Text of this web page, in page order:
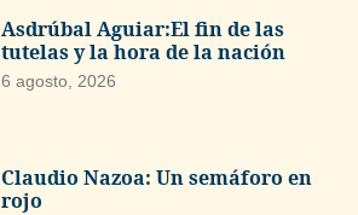
Asdrúbal Aguiar:El fin de las
tutelas y la hora de la nación
6 agosto, 2026
Claudio Nazoa: Un semáforo en
rojo